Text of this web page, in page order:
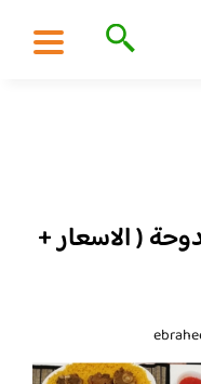
( الاسعار +